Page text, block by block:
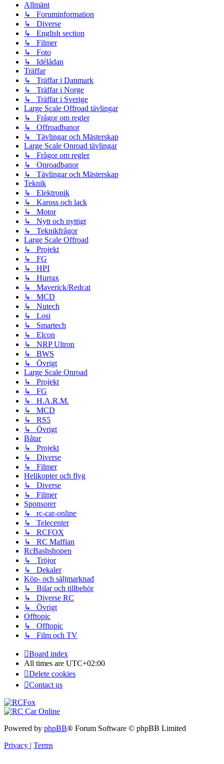
Allmänt
↳ Foruminformation
↳ Diverse
↳ English section
↳ Filmer
↳ Foto
↳ Idélådan
Träffar
↳ Träffar i Danmark
↳ Träffar i Norge
↳ Träffar i Sverige
Large Scale Offroad tävlingar
↳ Frågor om regler
↳ Offroadbanor
↳ Tävlingar och Mästerskap
Large Scale Onroad tävlingar
↳ Frågor om regler
↳ Onroadbanor
↳ Tävlingar och Mästerskap
Teknik
↳ Elektronik
↳ Kaross och lack
↳ Motor
↳ Nytt och nyttigt
↳ Teknikfrågor
Large Scale Offroad
↳ Projekt
↳ FG
↳ HPI
↳ Hurrax
↳ Maverick/Redcat
↳ MCD
↳ Nutech
↳ Losi
↳ Smartech
↳ Elcon
↳ NRP Ultron
↳ BWS
↳ Övrigt
Large Scale Onroad
↳ Projekt
↳ FG
↳ H.A.R.M.
↳ MCD
↳ RS5
↳ Övrigt
Båtar
↳ Projekt
↳ Diverse
↳ Filmer
Helikopter och flyg
↳ Diverse
↳ Filmer
Sponsorer
↳ rc-car-online
↳ Telecenter
↳ RCFOX
↳ RC Maffian
RcBashshopen
↳ Tröjor
↳ Dekaler
Köp- och säljmarknad
↳ Bilar och tillbehör
↳ Diverse RC
↳ Övrigt
Offtopic
↳ Offtopic
↳ Film och TV
Board index
All times are UTC+02:00
Delete cookies
Contact us
Powered by phpBB® Forum Software © phpBB Limited
Privacy | Terms